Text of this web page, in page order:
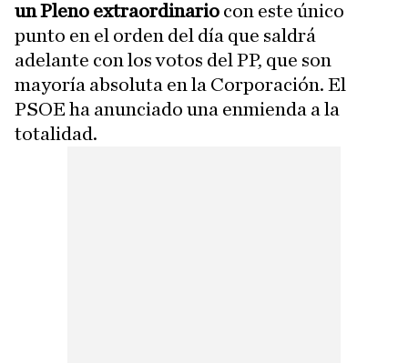
un Pleno extraordinario con este único
punto en el orden del día que saldrá
adelante con los votos del PP, que son
mayoría absoluta en la Corporación. El
PSOE ha anunciado una enmienda a la
totalidad.